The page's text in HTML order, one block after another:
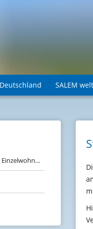
SALEM
"Sprungbrett"